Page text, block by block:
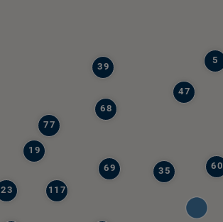
77
117
39
69
68
35
23
47
19
60
5